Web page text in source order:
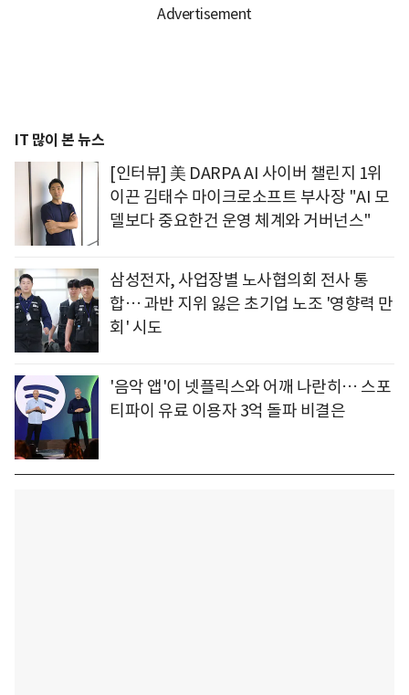
IT 많이 본 뉴스
[인터뷰] 美 DARPA AI 사이버 챌린지 1위
이끈 김태수 마이크로소프트 부사장 "AI 모
델보다 중요한건 운영 체계와 거버넌스"
삼성전자, 사업장별 노사협의회 전사 통
합… 과반 지위 잃은 초기업 노조 '영향력 만
회' 시도
'음악 앱'이 넷플릭스와 어깨 나란히… 스포
티파이 유료 이용자 3억 돌파 비결은